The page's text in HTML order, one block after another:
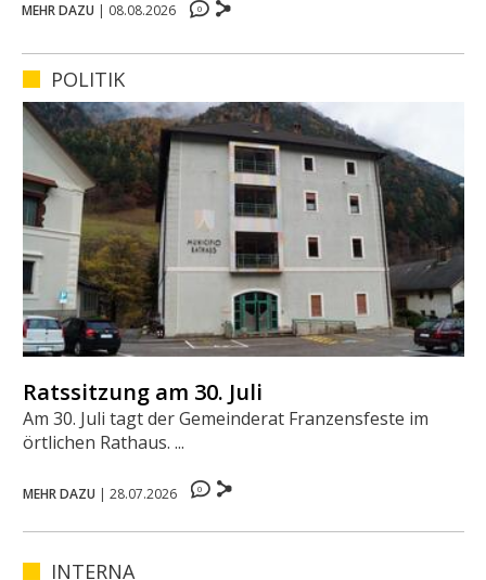
0
MEHR DAZU | 08.08.2026 00
POLITIK
Ratssitzung am 30. Juli
Am 30. Juli tagt der Gemeinderat Franzensfeste im
örtlichen Rathaus. ...
MEHR DAZU | 28.07.2026 0
INTERNA